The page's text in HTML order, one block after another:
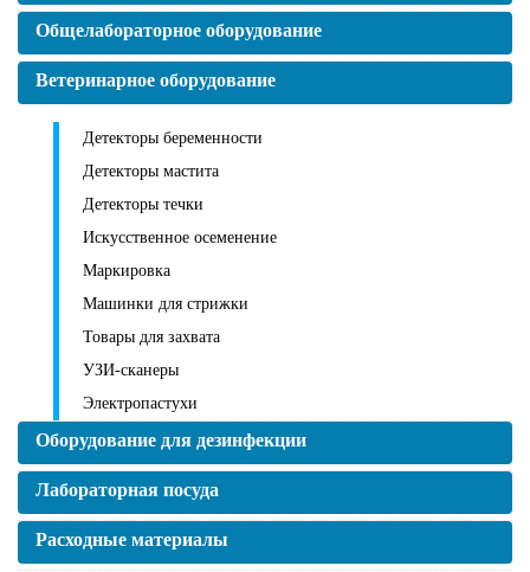
Общелабораторное оборудование
Ветеринарное оборудование
Детекторы беременности
Детекторы мастита
Детекторы течки
Искусственное осеменение
Маркировка
Машинки для стрижки
Товары для захвата
УЗИ-сканеры
Электропастухи
Оборудование для дезинфекции
Лабораторная посуда
Расходные материалы